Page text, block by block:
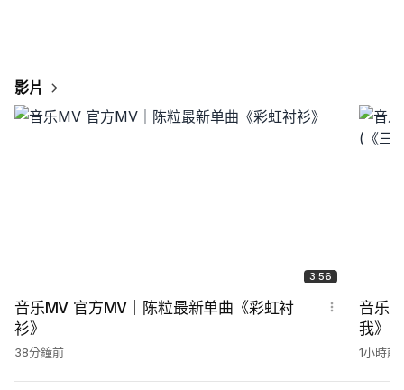
影片
3:56
音乐MV 官方MV｜陈粒最新单曲《彩虹衬
衫》
38分鐘前
音乐
我》(
主题
1小時前